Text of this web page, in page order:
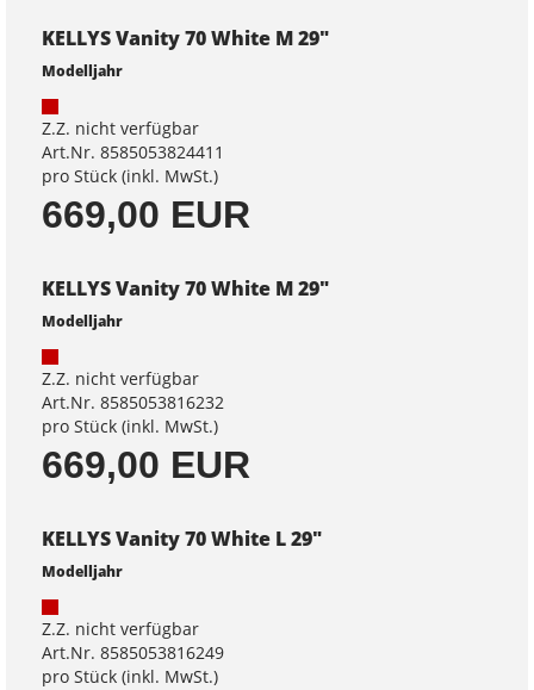
KELLYS Vanity 70 White M 29"
Modelljahr
Z.Z. nicht verfügbar
Art.Nr. 8585053824411
pro Stück (inkl. MwSt.)
669,00 EUR
KELLYS Vanity 70 White M 29"
Modelljahr
Z.Z. nicht verfügbar
Art.Nr. 8585053816232
pro Stück (inkl. MwSt.)
669,00 EUR
KELLYS Vanity 70 White L 29"
Modelljahr
Z.Z. nicht verfügbar
Art.Nr. 8585053816249
pro Stück (inkl. MwSt.)